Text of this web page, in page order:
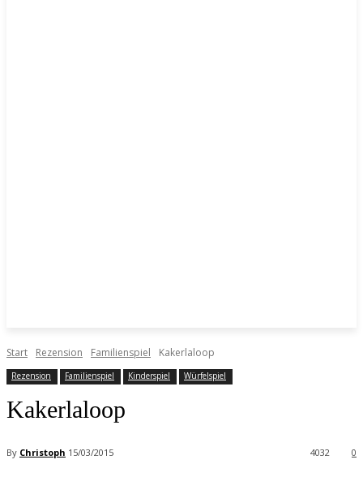
Start Rezension Familienspiel Kakerlaloop
Rezension Familienspiel Kinderspiel Würfelspiel
Kakerlaloop
By Christoph 15/03/2015 0
4032